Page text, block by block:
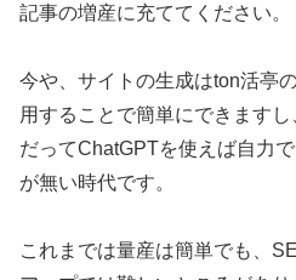
記事の増産に充ててください。
今や、サイトの生成はton活亭
用することで簡単にできます
だってChatGPTを使えば自力
が無い時代です。
これまでは量産は簡単でも、